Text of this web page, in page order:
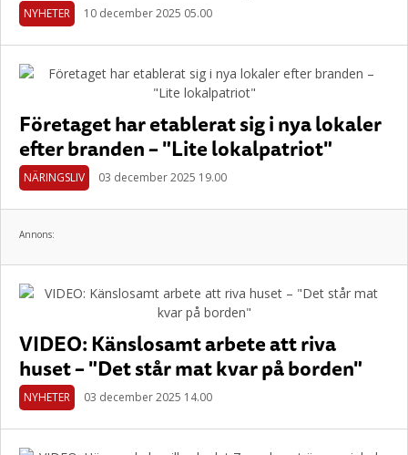
NYHETER 10 december 2025 05.00
Företaget har etablerat sig i nya lokaler
efter branden – "Lite lokalpatriot"
NÄRINGSLIV 03 december 2025 19.00
Annons:
VIDEO: Känslosamt arbete att riva
huset – "Det står mat kvar på borden"
NYHETER 03 december 2025 14.00